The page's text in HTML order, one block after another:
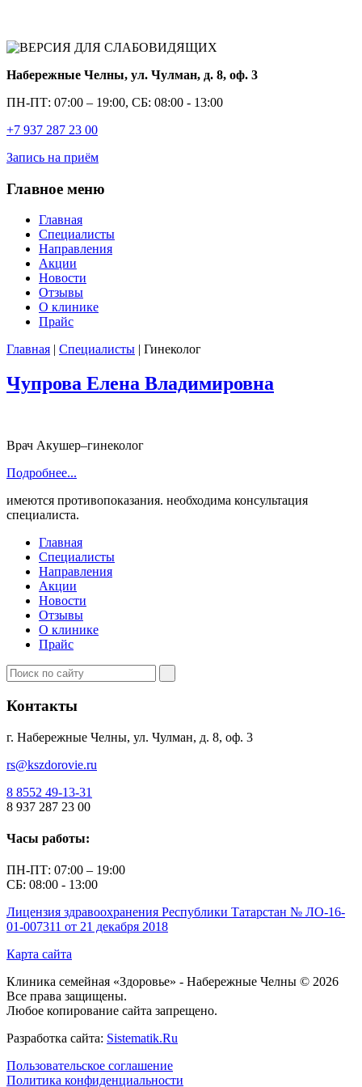
Набережные Челны, ул. Чулман, д. 8, оф. 3
ПН-ПТ: 07:00 – 19:00, СБ: 08:00 - 13:00
+7 937 287 23 00
Запись на приём
Главное меню
Главная
Специалисты
Направления
Акции
Новости
Отзывы
О клинике
Прайс
Главная | Специалисты | Гинеколог
Чупрова Елена Владимировна
Врач Акушер–гинеколог
Подробнее...
имеются противопоказания. необходима консультация
специалиста.
Главная
Специалисты
Направления
Акции
Новости
Отзывы
О клинике
Прайс
Контакты
г. Набережные Челны, ул. Чулман, д. 8, оф. 3
rs@kszdorovie.ru
8 8552 49-13-31
8 937 287 23 00
Часы работы:
ПН-ПТ: 07:00 – 19:00
СБ: 08:00 - 13:00
Лицензия здравоохранения Республики Татарстан № ЛО-16-
01-007311 от 21 декабря 2018
Карта сайта
Клиника семейная «Здоровье» - Набережные Челны © 2026
Все права защищены.
Любое копирование сайта запрещено.
Разработка сайта: Sistematik.Ru
Пользовательское соглашение
Политика конфиденциальности